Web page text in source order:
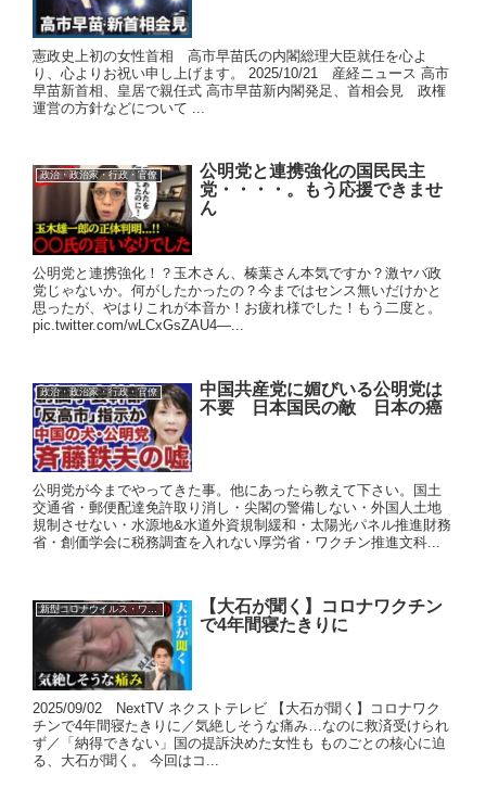
憲政史上初の女性首相 高市早苗氏の内閣総理大臣就任を心よ
り、心よりお祝い申し上げます。 2025/10/21 産経ニュース 高市
早苗新首相、皇居で親任式 高市早苗新内閣発足、首相会見 政権
運営の方針などについて ...
政治・政治家・行政・官僚
公明党と連携強化の国民民主
党・・・・。もう応援できませ
ん
公明党と連携強化！？玉木さん、榛葉さん本気ですか？激ヤバ政
党じゃないか。何がしたかったの？今まではセンス無いだけかと
思ったが、やはりこれが本音か！お疲れ様でした！もう二度と。
pic.twitter.com/wLCxGsZAU4—...
政治・政治家・行政・官僚
中国共産党に媚びいる公明党は
不要 日本国民の敵 日本の癌
公明党が今までやってきた事。他にあったら教えて下さい。国土
交通省・郵便配達免許取り消し・尖閣の警備しない・外国人土地
規制させない・水源地&水道外資規制緩和・太陽光パネル推進財務
省・創価学会に税務調査を入れない厚労省・ワクチン推進文科...
新型コロナウイルス・ワクチン
【大石が聞く】コロナワクチン
で4年間寝たきりに
2025/09/02 NextTV ネクストテレビ 【大石が聞く】コロナワク
チンで4年間寝たきりに／気絶しそうな痛み…なのに救済受けられ
ず／「納得できない」国の提訴決めた女性も ものごとの核心に迫
る、大石が聞く。 今回はコ...